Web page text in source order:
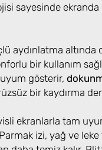
sayesinde
aydınlatma altında
bir kullanım
gösterir,
bir kaydırma
ekranlarla tam
izi, yağ ve